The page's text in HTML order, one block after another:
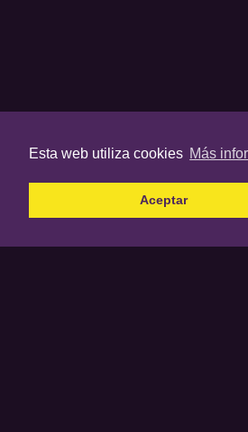
Esta web utiliza cookies Más
Aceptar